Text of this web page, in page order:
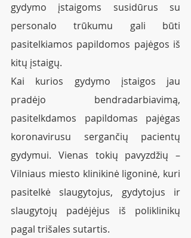
gydymo įstaigoms susidūrus su
personalo trūkumu gali būti
pasitelkiamos papildomos pajėgos iš
kitų įstaigų.
Kai kurios gydymo įstaigos jau
pradėjo bendradarbiavimą,
pasitelkdamos papildomas pajėgas
koronavirusu sergančių pacientų
gydymui. Vienas tokių pavyzdžių –
Vilniaus miesto klinikinė ligoninė, kuri
pasitelkė slaugytojus, gydytojus ir
slaugytojų padėjėjus iš poliklinikų
pagal trišales sutartis.